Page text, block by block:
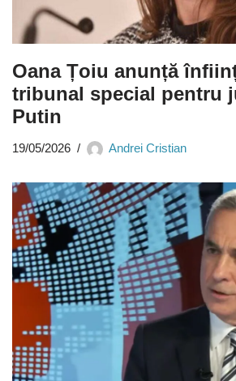
Oana Țoiu anunță
tribunal special pentru
Putin
19/05/2026 Andrei Cristian